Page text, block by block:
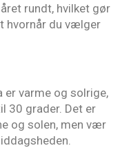
rundt, hvilket gør
hvornår du vælger
er varme og solrige,
30 grader. Det er
og solen, men vær